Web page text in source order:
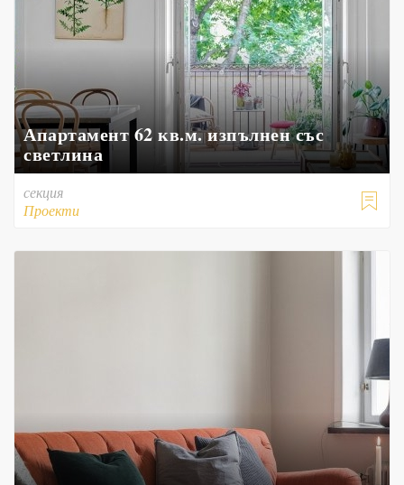
Апартамент 62 кв.м. изпълнен със
светлина

секция
Проекти